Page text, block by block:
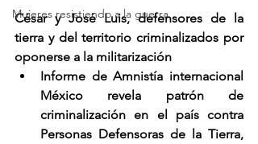
Mujeres resistiendo a la guerra
César y José Luis, defensores de la
tierra y del territorio criminalizados por
oponerse a la militarización
Informe de Amnistía internacional
México revela patrón de
criminalización en el país contra
Personas Defensoras de la Tierra,